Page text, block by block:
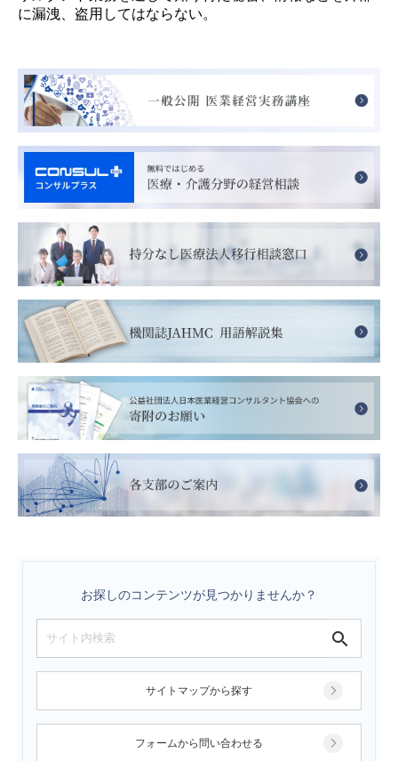
に漏洩、盗用してはならない。
お探しのコンテンツが見つかりませんか？
サイトマップから探す
フォームから問い合わせる